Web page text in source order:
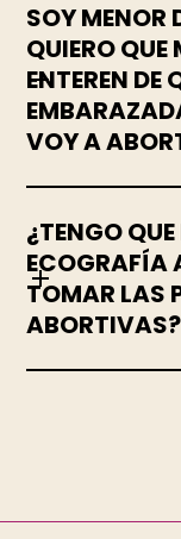
SOY MENOR
QUIERO QUE
ENTEREN DE
VOY A
¿TENGO
ECOGRAFÍA
TOMAR LAS
ABORTIVAS?